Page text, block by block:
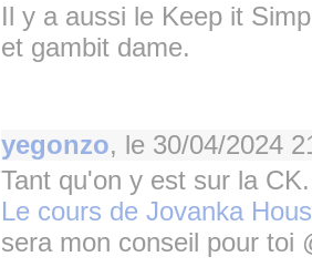
Il y a aussi le Keep it
et gambit dame.
yegonzo, le 30/04/2024
Tant qu'on y est sur la CK.
Le cours de Jovanka
sera mon conseil pour toi